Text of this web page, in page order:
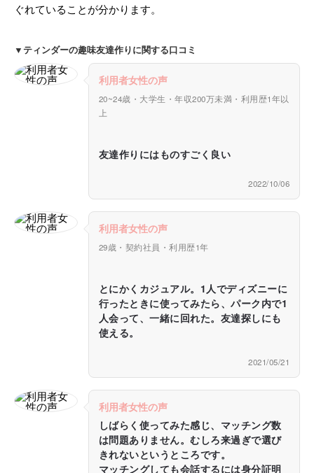
ぐれていることが分かります。
▼ティンダーの趣味友達作りに関する口コミ
利用者女性の声
20~24歳・大学生・年収200万未満・利用歴1年以
上
友達作りにはものすごく良い
2022/10/06
利用者女性の声
29歳・契約社員・利用歴1年
とにかくカジュアル。1人でディズニーに
行ったときに使ってみたら、パーク内で1
人会って、一緒に回れた。友達探しにも
使える。
2021/05/21
利用者女性の声
しばらく使ってみた感じ、マッチング数
は問題ありません。むしろ来過ぎで選び
きれないというところです。
マッチングしても会話するには身分証明